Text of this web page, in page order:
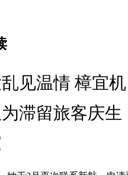
见温情 樟宜机
滞留旅客庆生